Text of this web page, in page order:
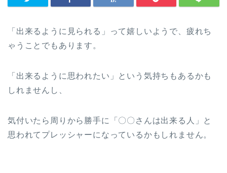
「出来るように見られる」って嬉しいようで、疲れち
ゃうことでもあります。
「出来るように思われたい」という気持ちもあるかも
しれませんし、
気付いたら周りから勝手に「〇〇さんは出来る人」と
思われてプレッシャーになっているかもしれません。